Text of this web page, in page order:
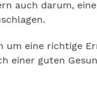
auch darum,
um eine richtige
einer guten